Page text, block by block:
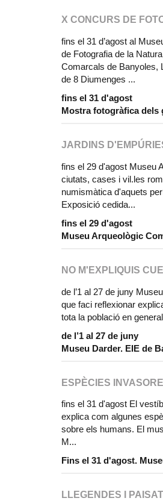
X CONCURS DE
fins el 31 d’agost al
de Fotografia de la
Comarcals de Banyoles,
de 8 Diumenges ...
fins el 31 d'agost
Mostra fotogràfica dels
JARDINS
fins el 29 d'agost Museu
ciutats, cases i vil.les
numismàtica d'aquets
Exposició cedida...
fins el 29 d'agost
Museu Arqueològic
NO M'EXPLIQUIS
de l’1 al 27 de juny
que faci reflexionar
tota la població en
de l’1 al 27 de juny
Museu Darder. EIE de
ESPÈCIES
fins el 31 d'agost El
explica com algunes
sobre els humans. El
M...
Fins el 31 d'agost.
LLEGENDES I